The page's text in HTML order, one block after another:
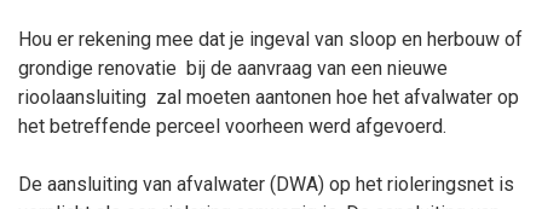
Hou er rekening mee dat je ingeval van sloop en herbouw of
grondige renovatie bij de aanvraag van een nieuwe
rioolaansluiting zal moeten aantonen hoe het afvalwater op
het betreffende perceel voorheen werd afgevoerd.
De aansluiting van afvalwater (DWA) op het rioleringsnet is